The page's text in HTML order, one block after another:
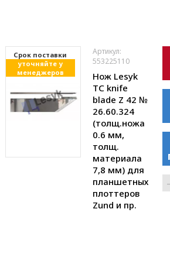
Cрок поставки
уточняйте у
менеджеров
Артикул:
553225110
Нож Lesyk
TC knife
blade Z 42 №
26.60.324
(толщ.ножа
0.6 мм,
толщ.
материала
7,8 мм) для
планшетных
плоттеров
Zund и пр.